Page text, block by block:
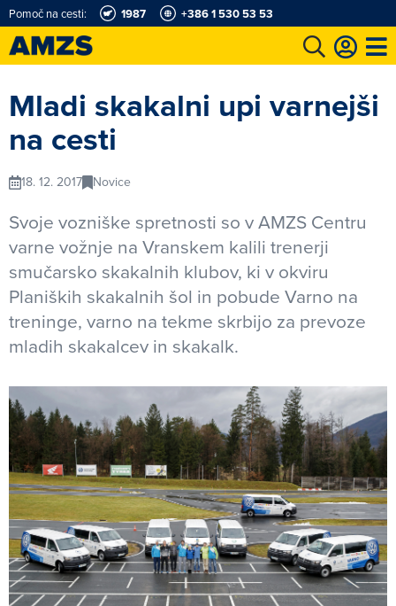
Pomoč na cesti: 1987 +386 1 530 53 53
Mladi skakalni upi varnejši
na cesti
18. 12. 2017 Novice
Svoje vozniške spretnosti so v AMZS Centru
varne vožnje na Vranskem kalili trenerji
smučarsko skakalnih klubov, ki v okviru
Planiških skakalnih šol in pobude Varno na
treninge, varno na tekme skrbijo za prevoze
mladih skakalcev in skakalk.